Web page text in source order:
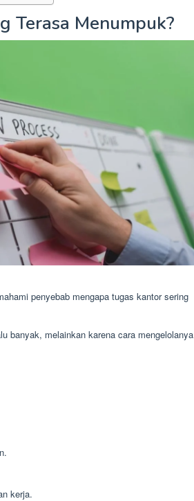
Terasa Menumpuk?
penyebab mengapa tugas kantor sering
banyak, melainkan karena cara mengelolanya
kerja.